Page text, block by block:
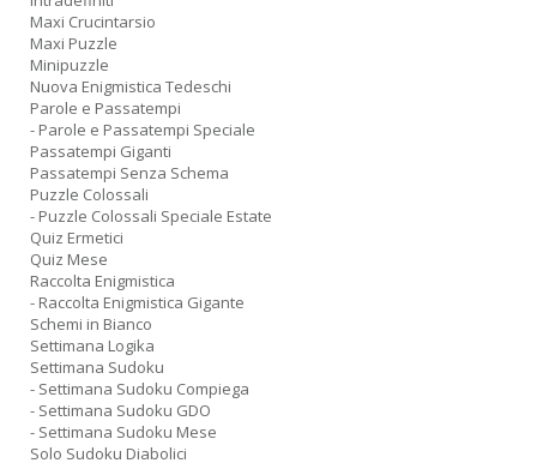
Maxi Crucintarsio
Maxi Puzzle
Minipuzzle
Nuova Enigmistica Tedeschi
Parole e Passatempi
- Parole e Passatempi Speciale
Passatempi Giganti
Passatempi Senza Schema
Puzzle Colossali
- Puzzle Colossali Speciale Estate
Quiz Ermetici
Quiz Mese
Raccolta Enigmistica
- Raccolta Enigmistica Gigante
Schemi in Bianco
Settimana Logika
Settimana Sudoku
- Settimana Sudoku Compiega
- Settimana Sudoku GDO
- Settimana Sudoku Mese
Solo Sudoku Diabolici